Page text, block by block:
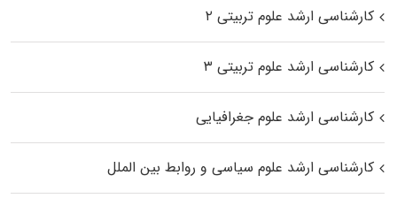
کارشناسی ارشد علوم تربیتی ۲
کارشناسی ارشد علوم تربیتی ۳
کارشناسی ارشد علوم جغرافیایی
کارشناسی ارشد علوم سیاسی و روابط بین الملل